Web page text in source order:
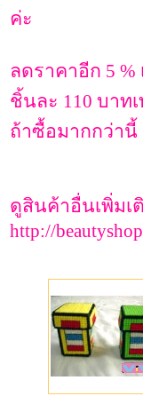
ค่ะ
ลดราคาอีก 5 %
ชิ้นละ 110 บาท
ถ้าซื้อมากกว่านี้
ดูสินค้าอื่นเพิ่มเ
http://